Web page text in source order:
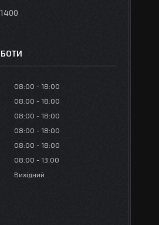
08:00
18:00
08:00
18:00
08:00
18:00
08:00
18:00
08:00
18:00
08:00
13:00
Вихідний